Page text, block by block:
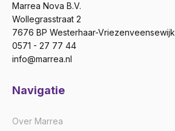
Marrea Nova B.V.
Wollegrasstraat 2
7676 BP Westerhaar-Vriezenveensewijk
0571 - 27 77 44
info@marrea.nl
Navigatie
Over Marrea